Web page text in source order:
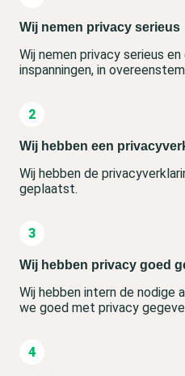
Wij nemen privacy serieus
Wij nemen privacy serieus
inspanningen, in
Wij hebben een
Wij hebben de
geplaatst.
Wij hebben privacy goed
Wij hebben intern de nodige
we goed met privacy